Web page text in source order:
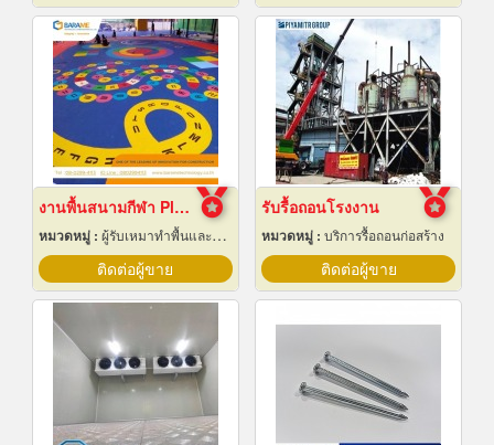
งานพื้นสนามกีฬา Play Ground EPDM สนามเด็กเล่น
หมวดหมู่ : ผู้รับเหมาทำพื้นและทางเดิน
ติดต่อผู้ขาย
รับรื้อถอนโรงงาน
หมวดหมู่ : บริการรื้อถอนก่อสร้าง
ติดต่อผู้ขาย